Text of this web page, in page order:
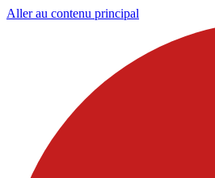
Aller au contenu principal